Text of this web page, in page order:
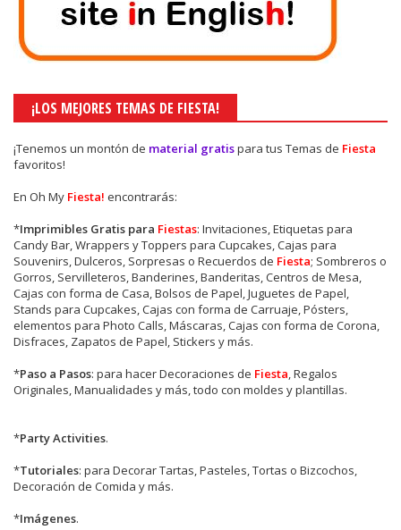
¡LOS MEJORES TEMAS DE FIESTA!
¡Tenemos un montón de material gratispara tus Temas de Fiesta
favoritos!
En Oh My Fiesta! encontrarás:
*Imprimibles Gratis para Fiestas: Invitaciones, Etiquetas para
Candy Bar, Wrappers y Toppers para Cupcakes, Cajas para
Souvenirs, Dulceros, Sorpresas o Recuerdos de Fiesta; Sombreros o
Gorros, Servilleteros, Banderines, Banderitas, Centros de Mesa,
Cajas con forma de Casa, Bolsos de Papel, Juguetes de Papel,
Stands para Cupcakes, Cajas con forma de Carruaje, Pósters,
elementos para Photo Calls, Máscaras, Cajas con forma de Corona,
Disfraces, Zapatos de Papel, Stickers y más.
*Paso a Pasos: para hacer Decoraciones de Fiesta, Regalos
Originales, Manualidades y más, todo con moldes y plantillas.
*Party Activities.
*Tutoriales: para Decorar Tartas, Pasteles, Tortas o Bizcochos,
Decoración de Comida y más.
*Imágenes.